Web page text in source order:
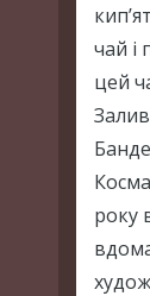
чай і
цей
року